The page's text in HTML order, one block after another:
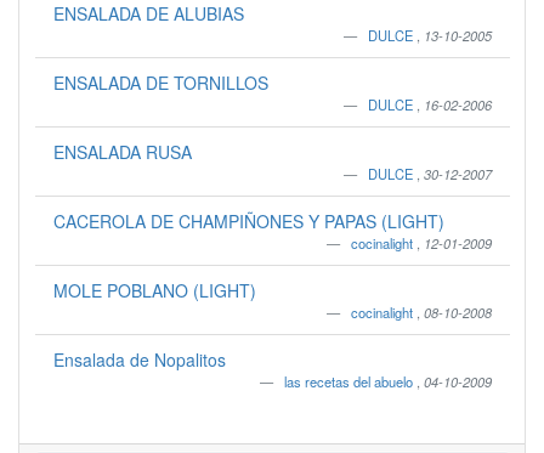
ENSALADA DE ALUBIAS
DULCE 13-10-2005
ENSALADA DE TORNILLOS
DULCE 16-02-2006
ENSALADA RUSA
DULCE 30-12-2007
CACEROLA DE CHAMPIÑONES Y PAPAS (LIGHT)
cocinalight 12-01-2009
MOLE POBLANO (LIGHT)
cocinalight 08-10-2008
Ensalada de Nopalitos
las recetas del abuelo 04-10-2009